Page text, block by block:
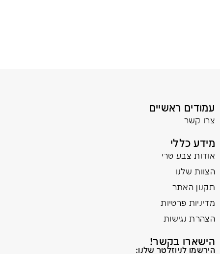
עמודים ראשיים
צרו קשר
מידע כללי
אודות צבע טרי
הצוות שלנו
תקנון האתר
מדיניות פרטיות
הצהרת נגישות
הישארו בקשר!
הירשמו לניוזלטר שלנו: